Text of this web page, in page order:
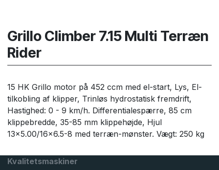
Grillo Climber 7.15 Multi Terræn
Rider
15 HK Grillo motor på 452 ccm med el-start, Lys, El-
tilkobling af klipper, Trinløs hydrostatisk fremdrift,
Hastighed: 0 - 9 km/h. Differentialespærre, 85 cm
klippebredde, 35-85 mm klippehøjde, Hjul
13x5.00/16x6.5-8 med terræn-mønster. Vægt: 250 kg
Kvalitetsmaskiner